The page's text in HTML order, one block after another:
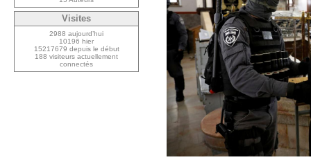
Visites
2988 aujourd’hui
10196 hier
15217679 depuis le début
188 visiteurs actuellement
connectés